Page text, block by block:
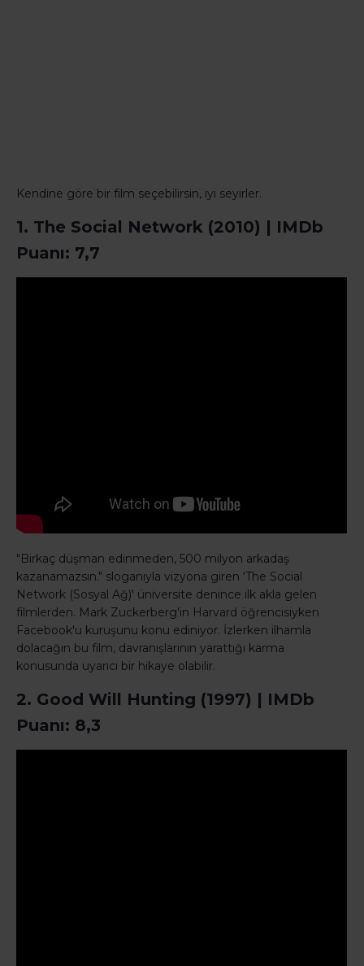
Kendine göre bir film seçebilirsin, iyi seyirler.
1. The Social Network (2010) | IMDb
Puanı: 7,7
"Birkaç düşman edinmeden, 500 milyon arkadaş
kazanamazsın." sloganıyla vizyona giren 'The Social
Network (Sosyal Ağ)' üniversite denince ilk akla gelen
filmlerden. Mark Zuckerberg'in Harvard öğrencisiyken
Facebook'u kuruşunu konu ediniyor. İzlerken ilhamla
dolacağın bu film, davranışlarının yarattığı karma
konusunda uyarıcı bir hikaye olabilir.
2. Good Will Hunting (1997) | IMDb
Puanı: 8,3